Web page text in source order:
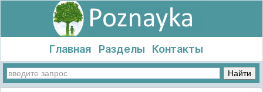
Главная Разделы Контакты